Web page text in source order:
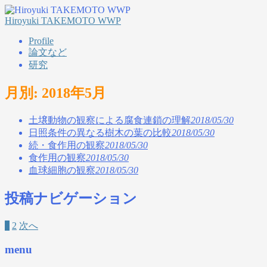
Hiroyuki TAKEMOTO WWP
Profile
論文など
研究
月別: 2018年5月
土壌動物の観察による腐食連鎖の理解2018/05/30
日照条件の異なる樹木の葉の比較2018/05/30
続・食作用の観察2018/05/30
食作用の観察2018/05/30
血球細胞の観察2018/05/30
投稿ナビゲーション
2 次へ
menu